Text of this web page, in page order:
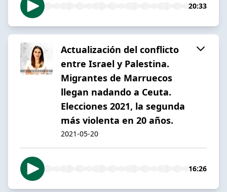
20:33
Actualización del conflicto
entre Israel y Palestina.
Migrantes de Marruecos
llegan nadando a Ceuta.
Elecciones 2021, la segunda
más violenta en 20 años.
2021-05-20
16:26